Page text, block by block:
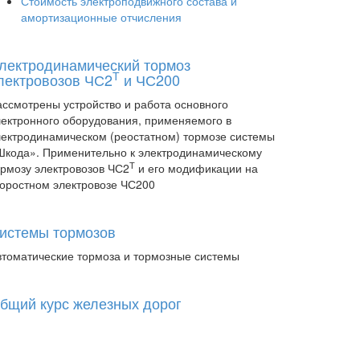
амортизационные отчисления
тормоз
ЧС2Т и ЧС200
устройство и работа основного
оборудования, применяемого в
(реостатном) тормозе системы
Применительно к электродинамическому
электровозов ЧС2Т и его модификации на
электровозе ЧС200
тормозов
тормоза и тормозные системы
курс железных дорог